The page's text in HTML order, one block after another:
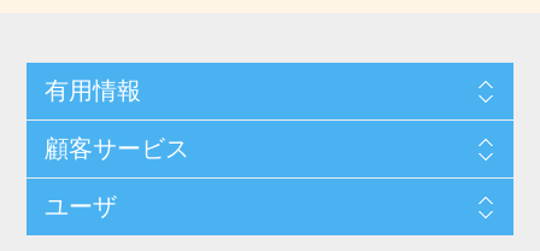
有用情報
顧客サービス
ユーザ